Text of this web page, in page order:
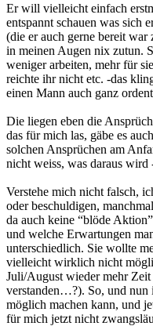
Er will vielleicht einfach
entspannt schauen was sich
(die er auch gerne bereit
in meinen Augen nix zutun.
weniger arbeiten, mehr für
reichte ihr nicht etc. -das
einen Mann auch ganz
Die liegen eben die
das für mich las, gäbe es
solchen Ansprüchen am
nicht weiss, was daraus wird
Verstehe mich nicht falsch,
oder beschuldigen,
da auch keine “blöde
und welche Erwartungen
unterschiedlich. Sie wollte
vielleicht wirklich nicht
Juli/August wieder mehr
verstanden…?). So, und nun
möglich machen kann, und
für mich jetzt nicht